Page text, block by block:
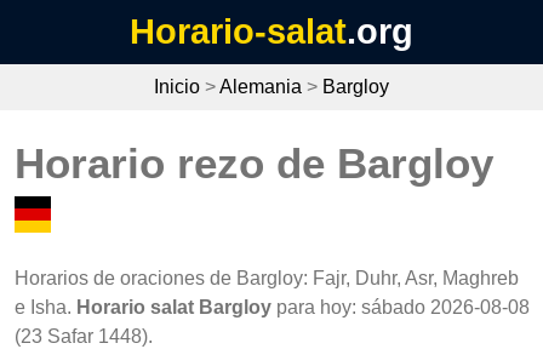
Horario-salat.org
Inicio >Alemania > Bargloy
Horario rezo de Bargloy
Horarios de oraciones de Bargloy: Fajr, Duhr, Asr, Maghreb
e Isha. Horario salat Bargloy para hoy: sábado 2026-08-08
(23 Safar 1448).